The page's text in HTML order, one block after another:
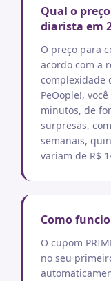
Qual o
diarista em
O preço para
acordo com a
complexidade
PeOople!,
minutos, de
surpresas,
semanais,
variam de R$
Como
O cupom
no seu